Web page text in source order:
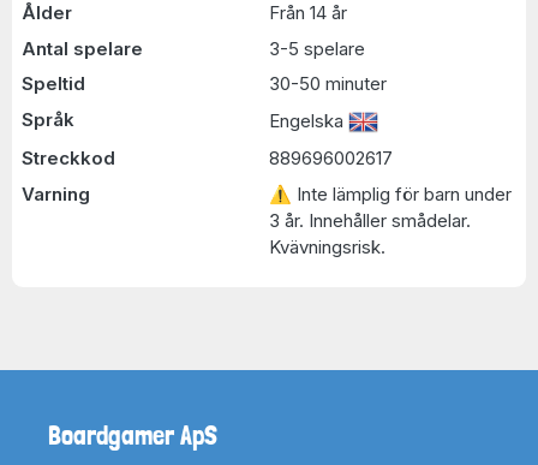
Ålder
Från 14 år
Antal spelare
3-5 spelare
Speltid
30-50 minuter
Språk
Engelska
Streckkod
889696002617
Varning
⚠ Inte lämplig för barn under
3 år. Innehåller smådelar.
Kvävningsrisk.
Boardgamer ApS